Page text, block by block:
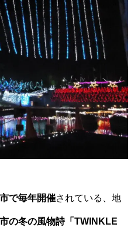
で毎年開催されている、地
の冬の風物詩「TWINKLE